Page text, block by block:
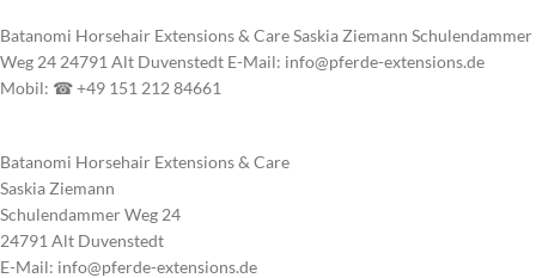
Batanomi Horsehair Extensions & Care Saskia Ziemann Schulendammer
Weg 24 24791 Alt Duvenstedt E-Mail: info@pferde-extensions.de
Mobil: ☎ +49 151 212 84661
Batanomi Horsehair Extensions & Care
Saskia Ziemann
Schulendammer Weg 24
24791 Alt Duvenstedt
E-Mail: info@pferde-extensions.de